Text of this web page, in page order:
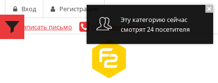
Написать письмо Перезвоните мне
Вход Регистрация
Эту категорию сейчас
смотрят 24 посетителя